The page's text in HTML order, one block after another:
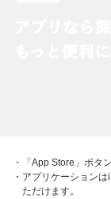
・「App Store」ボタ
・アプリケーション
ただけます。